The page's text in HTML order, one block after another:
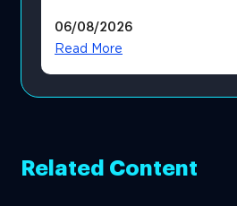
?
06/08/2026
Read More
Related Content